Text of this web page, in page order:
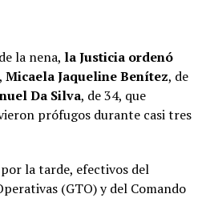
la nena, la Justicia ordenó
, Micaela Jaqueline Benítez, de
Da Silva, de 34, que
prófugos durante casi tres
la tarde, efectivos del
(GTO) y del Comando